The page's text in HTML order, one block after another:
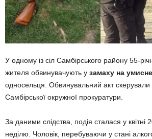
У одному із сіл Самбірського району 55-
жителя обвинувачують у замаху на
односельця. Обвинувальний акт
Самбірської окружної прокуратури.
За даними слідства, подія сталася у квітні
неділю. Чоловік, перебуваючи у стані